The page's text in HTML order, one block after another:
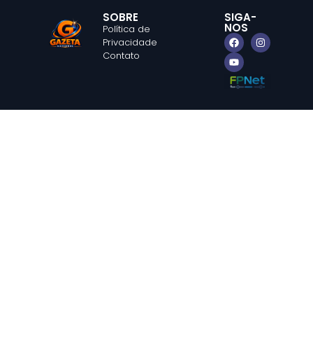
SOBRE
Política de
Privacidade
Contato
SIGA-
NOS